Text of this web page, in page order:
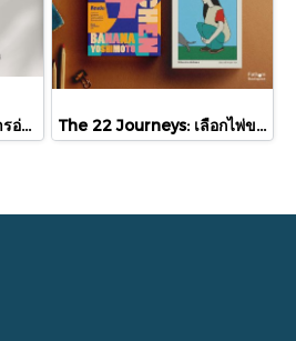
Sur la lecture ว่าด้วยการอ่าน / Marcel Proust มาร์แซ็ล พรุสต์ / สุญญาตา เมี้ยนละม้าย / readtherunes The 22 Journeys: เลือกไพ่ของคุณ แล้วให้หนังสือนำทาง